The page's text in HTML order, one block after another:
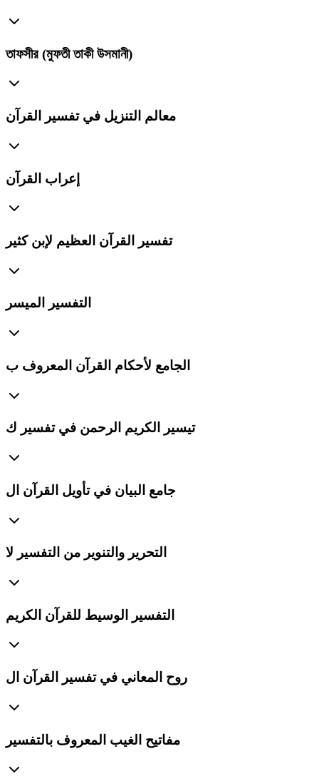
তাফসীর (মুফতী তাকী উসমানী)
معالم التنزيل في تفسير القرآن
إعراب القرآن
تفسير القرآن العظيم لإبن كثير
التفسير الميسر
الجامع لأحكام القرآن المعروف ب
تيسير الكريم الرحمن في تفسير ك
جامع البيان في تأويل القرآن ال
التحرير والتنوير من التفسير لا
التفسير الوسيط للقرآن الكريم
روح المعاني في تفسير القرآن ال
مفاتيح الغيب المعروف بالتفسير